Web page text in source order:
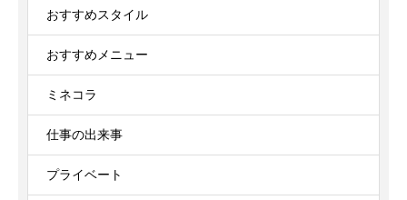
おすすめスタイル
おすすめメニュー
ミネコラ
仕事の出来事
プライベート